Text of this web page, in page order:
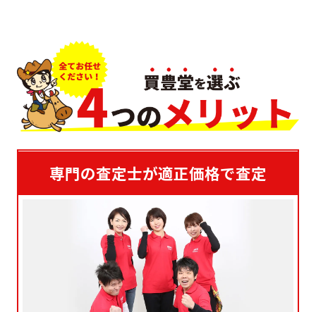
専門の査定士が適正価格で査定